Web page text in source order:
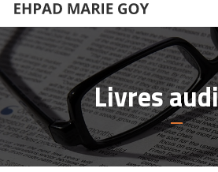
Livres